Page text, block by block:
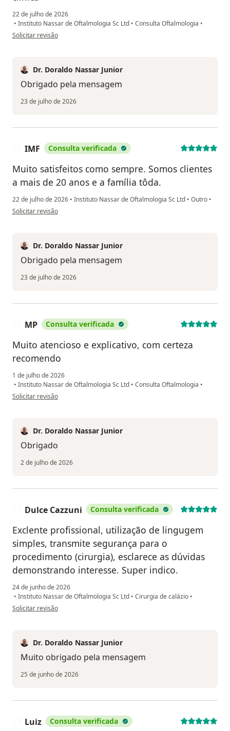
22 de julho de 2026
• Instituto Nassar de Oftalmologia Sc Ltd • Consulta Oftalmologia •
na opinião do utilizador Flávia Cristian
Solicitar revisão
Dr. Doraldo Nassar Junior
Obrigado pela mensagem
23 de julho de 2026
IMF Consulta verificada
Muito satisfeitos como sempre. Somos clientes
a mais de 20 anos e a família tôda.
22 de julho de 2026 • Instituto Nassar de Oftalmologia Sc Ltd • Outro •
na opinião do utilizador IMF
Solicitar revisão
Dr. Doraldo Nassar Junior
Obrigado pela mensagem
23 de julho de 2026
MP Consulta verificada
Muito atencioso e explicativo, com certeza
recomendo
1 de julho de 2026
• Instituto Nassar de Oftalmologia Sc Ltd • Consulta Oftalmologia •
na opinião do utilizador MP
Solicitar revisão
Dr. Doraldo Nassar Junior
Obrigado
2 de julho de 2026
Dulce Cazzuni Consulta verificada
Exclente profissional, utilização de lingugem
simples, transmite segurança para o
procedimento (cirurgia), esclarece as dúvidas
demonstrando interesse. Super indico.
24 de junho de 2026
• Instituto Nassar de Oftalmologia Sc Ltd • Cirurgia de calázio •
na opinião do utilizador Dulce Cazzuni
Solicitar revisão
Dr. Doraldo Nassar Junior
Muito obrigado pela mensagem
25 de junho de 2026
Luiz Consulta verificada